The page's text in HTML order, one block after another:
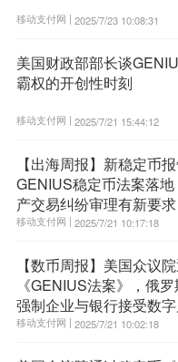
移动支付网 | 2025/7/23 10:08:31
美国财政部部长谈
霸权的开创性时刻
移动支付网 | 2025/7/21 15:44:12
【出海周报】新稳定币
GENIUS稳定币法案落
产交易纠纷审理有新要求
移动支付网 | 2025/7/21 10:17:18
【数币周报】美国众议
《GENIUS法案》，俄
强制企业与银行接受数
移动支付网 | 2025/7/21 10:02:18